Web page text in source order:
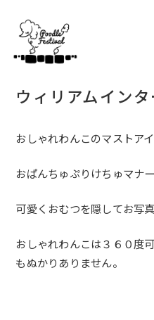
ウィリアムイン
おしゃれわんこのマストア
おぱんちゅぷりけちゅマナ
可愛くおむつを隠してお写
おしゃれわんこは３６０度
もぬかり ありません。